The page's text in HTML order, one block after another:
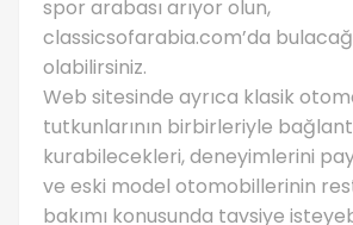
spor arabası arıyor olun,
classicsofarabia.com’da
olabilirsiniz.
Web sitesinde ayrıca klasik
tutkunlarının birbirleriyle
kurabilecekleri, deneyimlerini
ve eski model otomobillerinin
bakımı konusunda tavsiye